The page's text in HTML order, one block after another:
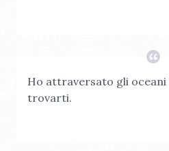
Ho attraversato gli
trovarti.